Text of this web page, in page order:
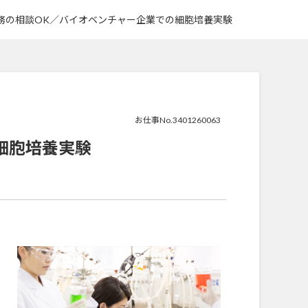
の相談OK／バイオベンチャー企業での細胞培養実験
お仕事No.3401260063
胞培養実験